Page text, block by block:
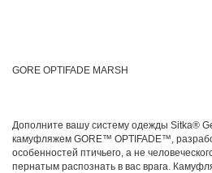
GORE OPTIFADE MARSH
Дополните вашу систему одежды Sitka®
камуфляжем GORE™ OPTIFADE™,
особенностей птичьего, а не
пернатым распознать в вас врага.